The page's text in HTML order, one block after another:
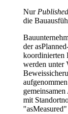
Nur Published
die
der
koordinierten
werden unter
mit